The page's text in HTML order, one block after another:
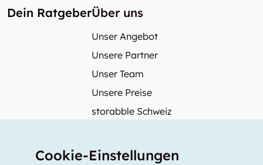
Dein RatgeberÜber uns
Unser Angebot
Unsere Partner
Unser Team
Unsere Preise
storabble Schweiz
Mehr über storabble
Cookie-Einstellungen